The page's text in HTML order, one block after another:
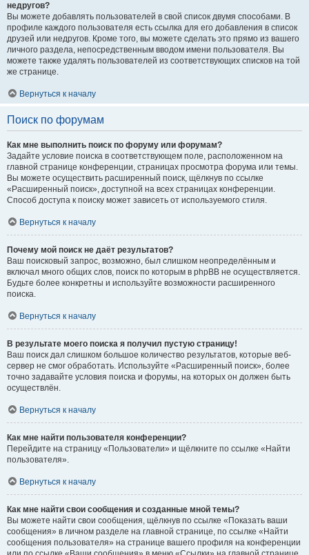
недругов?
Вы можете добавлять пользователей в свой список двумя способами. В
профиле каждого пользователя есть ссылка для его добавления в список
друзей или недругов. Кроме того, вы можете сделать это прямо из вашего
личного раздела, непосредственным вводом имени пользователя. Вы
можете также удалять пользователей из соответствующих списков на той
же странице.
Вернуться к началу
Поиск по форумам
Как мне выполнить поиск по форуму или форумам?
Задайте условие поиска в соответствующем поле, расположенном на
главной странице конференции, страницах просмотра форума или темы.
Вы можете осуществить расширенный поиск, щёлкнув по ссылке
«Расширенный поиск», доступной на всех страницах конференции.
Способ доступа к поиску может зависеть от используемого стиля.
Вернуться к началу
Почему мой поиск не даёт результатов?
Ваш поисковый запрос, возможно, был слишком неопределённым и
включал много общих слов, поиск по которым в phpBB не осуществляется.
Будьте более конкретны и используйте возможности расширенного
поиска.
Вернуться к началу
В результате моего поиска я получил пустую страницу!
Ваш поиск дал слишком большое количество результатов, которые веб-
сервер не смог обработать. Используйте «Расширенный поиск», более
точно задавайте условия поиска и форумы, на которых он должен быть
осуществлён.
Вернуться к началу
Как мне найти пользователя конференции?
Перейдите на страницу «Пользователи» и щёлкните по ссылке «Найти
пользователя».
Вернуться к началу
Как мне найти свои сообщения и созданные мной темы?
Вы можете найти свои сообщения, щёлкнув по ссылке «Показать ваши
сообщения» в личном разделе на главной странице, по ссылке «Найти
сообщения пользователя» на странице вашего профиля на конференции